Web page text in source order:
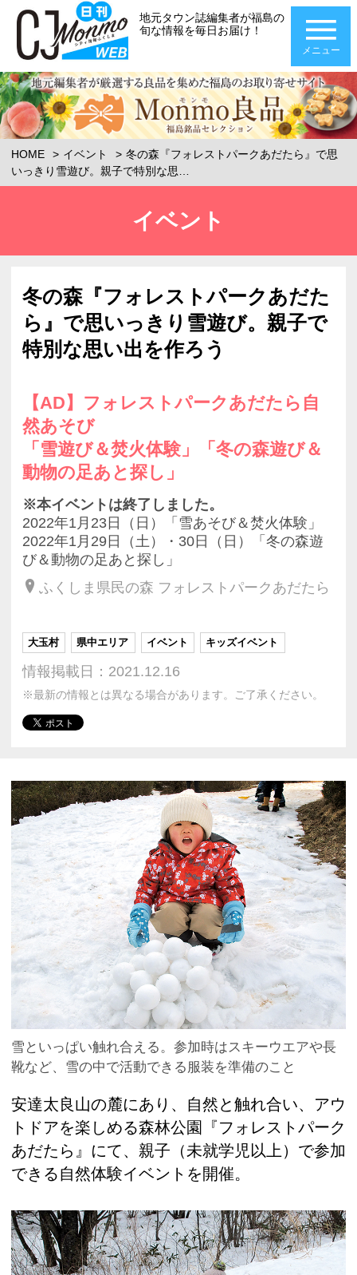
地元タウン誌編集者が福島の
旬な情報を毎日お届け！
メニュー
HOME イベント
冬の森『フォレストパークあだたら』で思
いっきり雪遊び。親子で特別な思…
イベント
冬の森『フォレストパークあだた
ら』で思いっきり雪遊び。親子で
特別な思い出を作ろう
【AD】フォレストパークあだたら自
然あそび
「雪遊び＆焚火体験」「冬の森遊び＆
動物の足あと探し」
※本イベントは終了しました。
2022年1月23日（日）「雪あそび＆焚火体験」
2022年1月29日（土）・30日（日）「冬の森遊
び＆動物の足あと探し」
ふくしま県民の森 フォレストパークあだたら
大玉村 県中エリア イベント キッズイベント
情報掲載日：2021.12.16
※最新の情報とは異なる場合があります。ご了承ください。
雪といっぱい触れ合える。参加時はスキーウエアや長
靴など、雪の中で活動できる服装を準備のこと
安達太良山の麓にあり、自然と触れ合い、アウ
トドアを楽しめる森林公園『フォレストパーク
あだたら』にて、親子（未就学児以上）で参加
できる自然体験イベントを開催。